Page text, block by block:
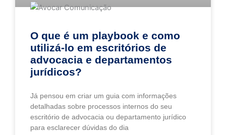
O que é um playbook e como
utilizá-lo em escritórios de
advocacia e departamentos
jurídicos?
Já pensou em criar um guia com informações
detalhadas sobre processos internos do seu
escritório de advocacia ou departamento jurídico
para esclarecer dúvidas do dia